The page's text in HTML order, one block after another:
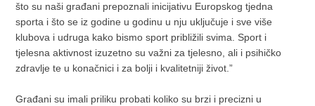
što su naši građani prepoznali inicijativu Europskog tjedna
sporta i što se iz godine u godinu u nju uključuje i sve više
klubova i udruga kako bismo sport približili svima. Sport i
tjelesna aktivnost izuzetno su važni za tjelesno, ali i psihičko
zdravlje te u konačnici i za bolji i kvalitetniji život.”
Građani su imali priliku probati koliko su brzi i precizni u